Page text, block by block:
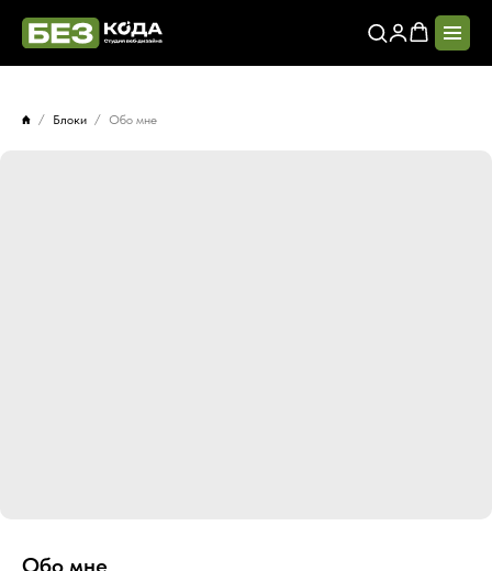
Блоки Обо мне
Обо мне